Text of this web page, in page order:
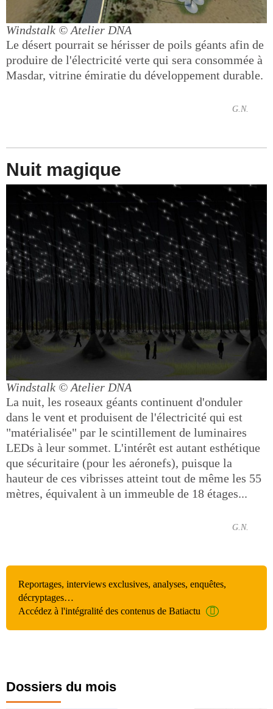
Windstalk © Atelier DNA
Le désert pourrait se hérisser de poils géants afin de
produire de l'électricité verte qui sera consommée à
Masdar, vitrine émiratie du développement durable.
G.N.
Nuit magique
Windstalk © Atelier DNA
La nuit, les roseaux géants continuent d'onduler
dans le vent et produisent de l'électricité qui est
"matérialisée" par le scintillement de luminaires
LEDs à leur sommet. L'intérêt est autant esthétique
que sécuritaire (pour les aéronefs), puisque la
hauteur de ces vibrisses atteint tout de même les 55
mètres, équivalent à un immeuble de 18 étages...
G.N.
Reportages, interviews exclusives, analyses, enquêtes,
décryptages…
Accédez à l'intégralité des contenus de Batiactu
Dossiers du mois